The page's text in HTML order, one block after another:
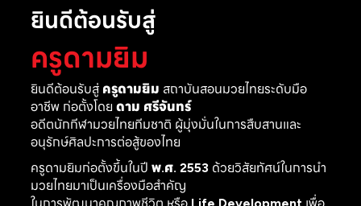
ยินดีต้อนรับสู่
ครูดามยิม
ยินดีต้อนรับสู่ ครูดามยิม สถาบันสอนมวยไทยระดับมือ
อาชีพ ก่อตั้งโดย ดาม ศรีจันทร์
อดีตนักกีฬามวยไทยทีมชาติ ผู้มุ่งมั่นในการสืบสานและ
อนุรักษ์ศิลปะการต่อสู้ของไทย
ครูดามยิมก่อตั้งขึ้นในปี พ.ศ. 2553ด้วยวิสัยทัศน์ในการนำ
มวยไทยมาเป็นเครื่องมือสำคัญ